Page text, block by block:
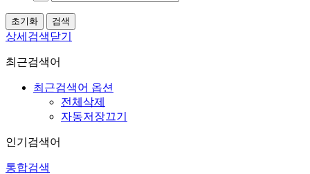
상세검색닫기
최근검색어
최근검색어 옵션
전체삭제
자동저장끄기
인기검색어
통합검색